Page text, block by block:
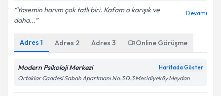
Yasemin hanım çok tatlı biri. Kafam o karışık ve
daha...
Devamı
Adres 1 Adres 2 Adres 3 Online Görüşme
Modern Psikoloji Merkezi Haritada Göster
Ortaklar Caddesi Sabah Apartmanı No:3 D:3 Mecidiyeköy Meydan